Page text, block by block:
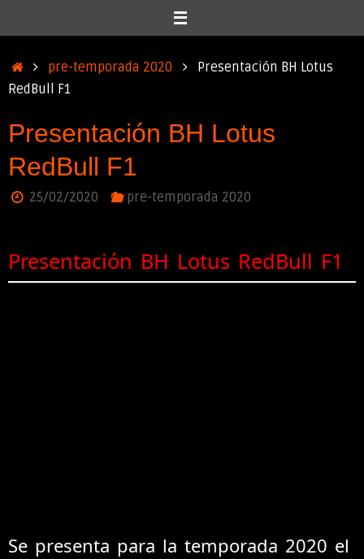
Iniciopre-temporada 2020
Presentación BH Lotus
RedBull F1
Presentación BH Lotus
RedBull F1
25/02/2020 pre-temporada 2020
Presentación BH Lotus RedBull F1
Se presenta para la temporada 2020 el